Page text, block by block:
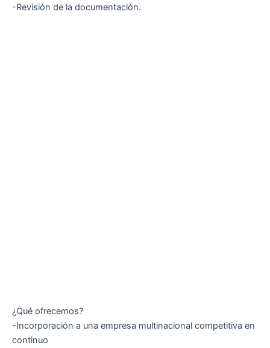
-Revisión de la documentación.
¿Qué ofrecemos?
-Incorporación a una empresa multinacional competitiva en
continuo